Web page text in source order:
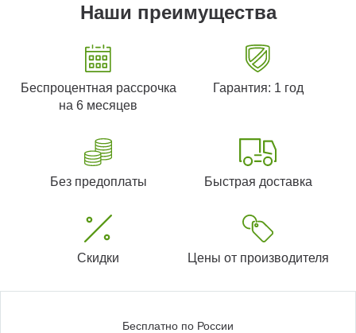
Наши преимущества
Беспроцентная рассрочка
на 6 месяцев
Гарантия: 1 год
Без предоплаты Быстрая доставка
Скидки Цены от производителя
Бесплатно по России